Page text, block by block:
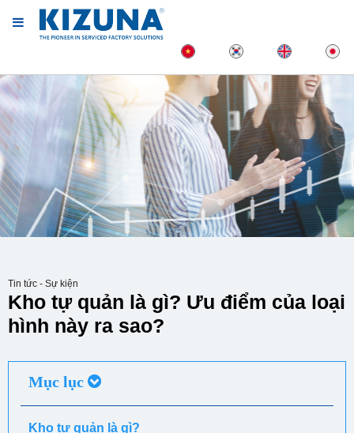
Tin tức - Sự kiện
Kho tự quản là gì? Ưu điểm của loại
hình này ra sao?
Mục lục
Kho tự quản là gì?